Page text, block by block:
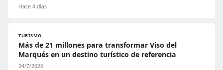
Hace 4 días
TURISMO
Más de 21 millones para transformar Viso del
Marqués en un destino turístico de referencia
24/7/2026